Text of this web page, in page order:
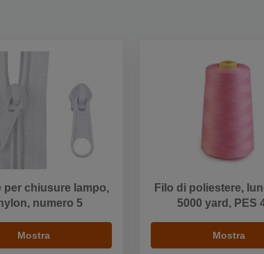
per chiusure lampo,
numero 5
Mostra
Filo di poliestere,
5000 yard, PES
Mostra